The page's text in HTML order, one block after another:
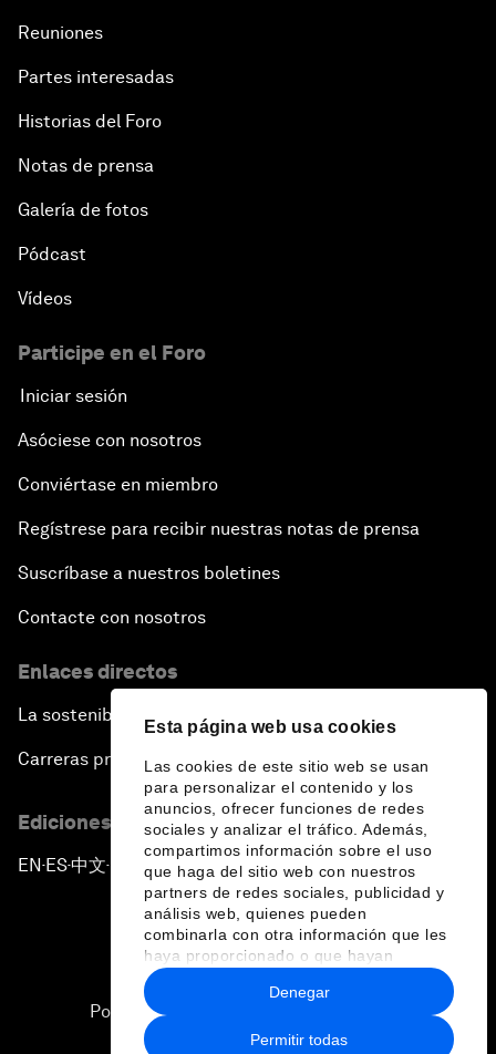
Esta página web usa cookies
Las cookies de este sitio web se usan
para personalizar el contenido y los
anuncios, ofrecer funciones de redes
sociales y analizar el tráfico. Además,
compartimos información sobre el uso
que haga del sitio web con nuestros
partners de redes sociales, publicidad y
análisis web, quienes pueden
combinarla con otra información que les
haya proporcionado o que hayan
recopilado a partir del uso que haya
hecho de sus servicios.
Permitir todas
Denegar
Reuniones
Partes interesadas
Historias del Foro
Notas de prensa
Galería de fotos
Pódcast
Vídeos
Participe en el Foro
Iniciar sesión
Asóciese con nosotros
Conviértase en miembro
Regístrese para recibir nuestras notas de prensa
Suscríbase a nuestros boletines
Contacte con nosotros
Enlaces directos
La sostenibilidad en el Foro
Carreras profesionales
Ediciones en otros idiomas
EN ▪ES▪中文▪ 日本語
Política de privacidad y normas de uso